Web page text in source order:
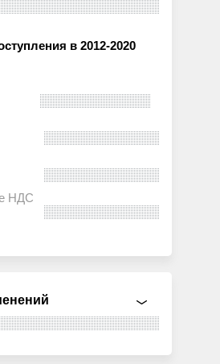
в 2012-2020